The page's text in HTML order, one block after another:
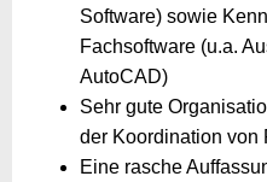
Software) sowie
Fachsoftware (u.a.
AutoCAD)
Sehr gute
der Koordination von
Eine rasche